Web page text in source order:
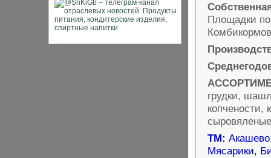
Площадки
грудки,
копчености,
ТМ:
Мясарики,